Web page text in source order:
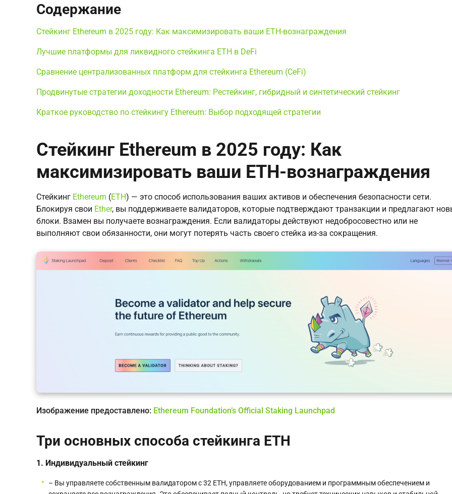
Содержание
Стейкинг Ethereum в 2025 году: Как максимизировать ваши ETH-вознаграждения
Лучшие платформы для ликвидного стейкинга ETH в DeFi
Сравнение централизованных платформ для стейкинга Ethereum (CeFi)
Продвинутые стратегии доходности Ethereum: Рестейкинг, гибридный и синтетический стейкинг
Краткое руководство по стейкингу Ethereum: Выбор подходящей стратегии
Стейкинг Ethereum в 2025 году: Как
максимизировать ваши ETH-вознаграждения
Стейкинг Ethereum (ETH) — это способ использования ваших активов и обеспечения безопасности сети.
Блокируя свои Ether, вы поддерживаете валидаторов, которые подтверждают транзакции и предлагают
блоки. Взамен вы получаете вознаграждения. Если валидаторы действуют недобросовестно или не
выполняют свои обязанности, они могут потерять часть своего стейка из-за сокращения.
Изображение предоставлено: Ethereum Foundation’s Official Staking Launchpad
Три основных способа стейкинга ETH
1. Индивидуальный стейкинг
– Вы управляете собственным валидатором с 32 ETH, управляете оборудованием и программным обеспечением и